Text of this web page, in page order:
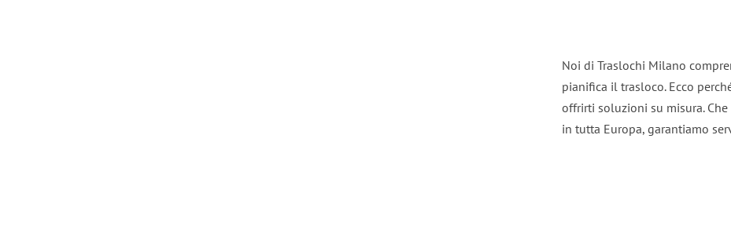
Noi di Traslochi Milano
pianifica il trasloco. Ecco
offrirti soluzioni su misura.
in tutta Europa, garantiamo